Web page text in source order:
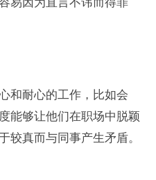
和耐心的工作，比如会
能够让他们在职场中脱颖
较真而与同事产生矛盾。